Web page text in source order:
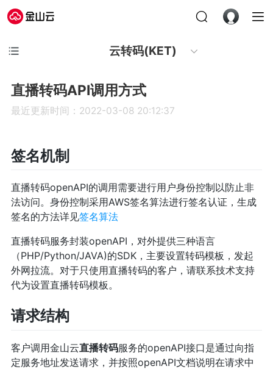
云转码(KET)
直播转码API调用方式
最近更新时间：2022-03-08 20:12:37
签名机制
直播转码openAPI的调用需要进行用户身份控制以防止非
法访问。身份控制采用AWS签名算法进行签名认证，生成
签名的方法详见签名算法
直播转码服务封装openAPI，对外提供三种语言
（PHP/Python/JAVA)的SDK，主要设置转码模板，发起
外网拉流。对于只使用直播转码的客户，请联系技术支持
代为设置直播转码模板。
请求结构
客户调用金山云直播转码服务的openAPI接口是通过向指
定服务地址发送请求，并按照openAPI文档说明在请求中